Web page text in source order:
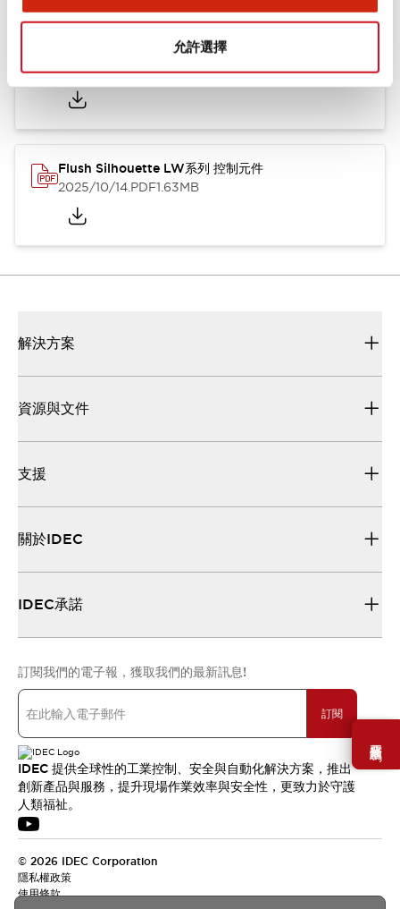
允許選擇
需要幫助嗎？
Flush Silhouette LW系列 控制元件 (英文版)
2025/09/19.PDF1.23MB
Flush Silhouette LW系列 控制元件
2025/10/14.PDF1.63MB
解決方案
資源與文件
支援
關於IDEC
IDEC承諾
訂閱我們的電子報，獲取我們的最新訊息!
訂閱
IDEC 提供全球性的工業控制、安全與自動化解決方案，推出
創新產品與服務，提升現場作業效率與安全性，更致力於守護
人類福祉。
© 2026 IDEC Corporation
隱私權政策
使用條款